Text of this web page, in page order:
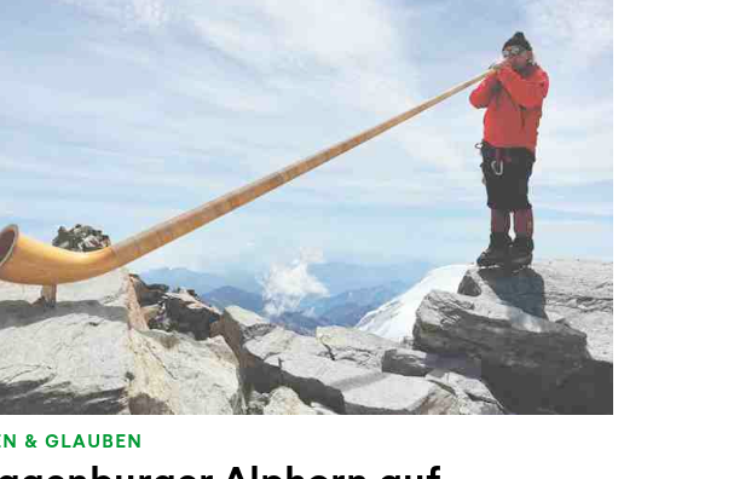
& GLAUBEN